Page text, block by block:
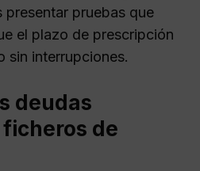
presentar pruebas que
el plazo de prescripción
sin interrupciones.
deudas
de